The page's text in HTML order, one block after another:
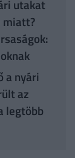
utakat
miatt?
a nyári
az
legtöbb